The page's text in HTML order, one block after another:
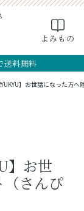
よみもの
送料無料
検索
CART
】お世話になった方
】お世
さんぴ